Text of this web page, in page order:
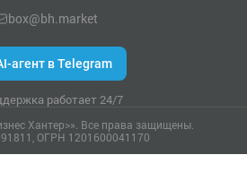
box@bh.market
агент в Telegram
работает 24/7
Хантер>». Все права защищены.
ОГРН 1201600041170